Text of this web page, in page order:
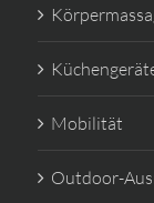
Mobilität
Outdoor-